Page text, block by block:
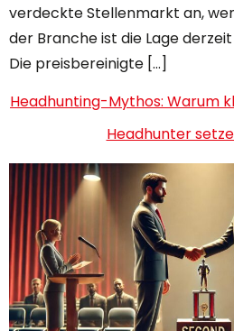
verdeckte Stellenmarkt an,
der Branche ist die Lage
Die preisbereinigte […]
Headhunting-Mythos: Warum
Headhunter